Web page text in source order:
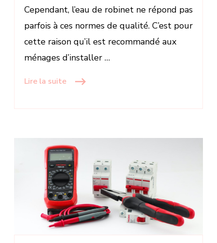
Cependant, l’eau de robinet ne répond pas
parfois à ces normes de qualité. C’est pour
cette raison qu’il est recommandé aux
ménages d’installer …
Lire la suite